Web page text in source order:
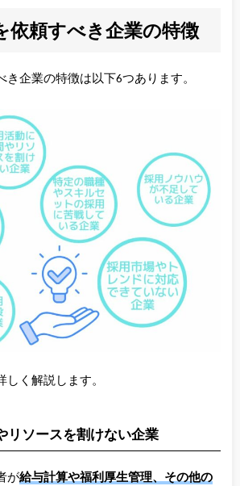
依頼すべき企業の特徴
き企業の特徴は以下6つあります。
しく解説します。
リソースを割けない企業
が給与計算や福利厚生管理、その他の